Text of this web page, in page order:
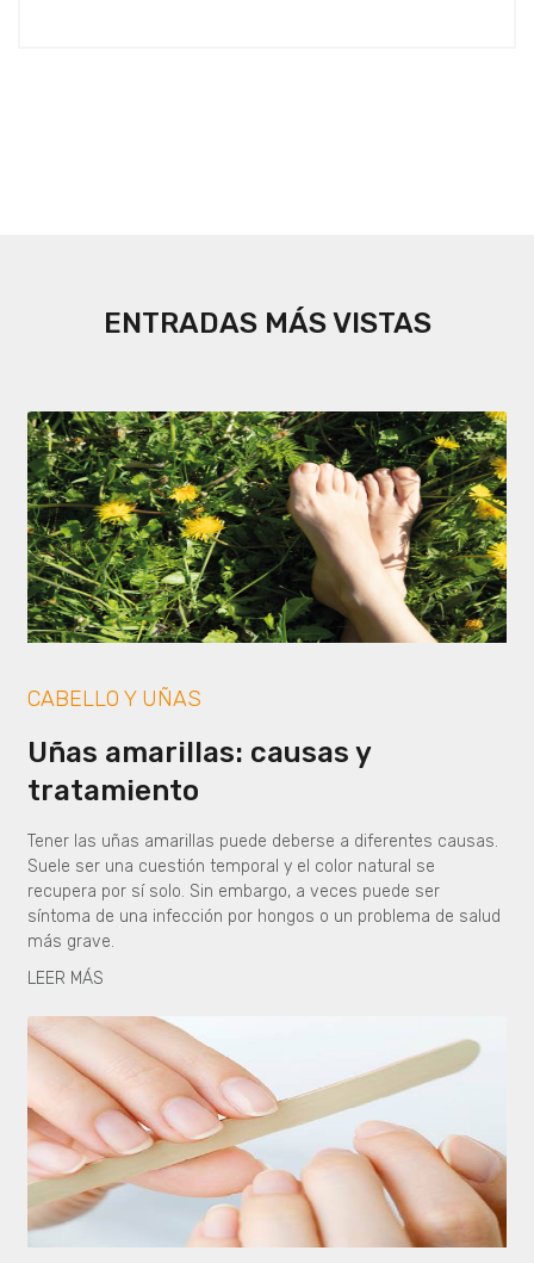
ENTRADAS MÁS VISTAS
CABELLO Y UÑAS
Uñas amarillas: causas y
tratamiento
Tener las uñas amarillas puede deberse a diferentes causas.
Suele ser una cuestión temporal y el color natural se
recupera por sí solo. Sin embargo, a veces puede ser
síntoma de una infección por hongos o un problema de salud
más grave.
LEER MÁS